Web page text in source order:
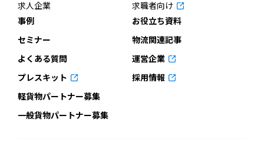
求人企業
求職者向け
事例
お役立ち資料
セミナー
物流関連記事
よくある質問
運営企業
プレスキット
採用情報
軽貨物パートナー募集
一般貨物パートナー募集